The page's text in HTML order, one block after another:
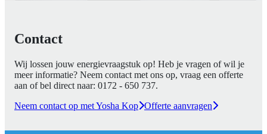
Contact
Wij lossen jouw energievraagstuk op! Heb je vragen of wil je
meer informatie? Neem contact met ons op, vraag een offerte
aan of bel direct naar: 0172 - 650 737.
Neem contact op met Yosha Kop Offerte aanvragen